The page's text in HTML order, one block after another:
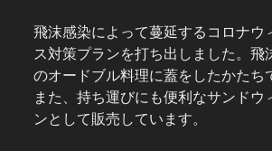
飛沫感染によって蔓延するコロナ
ス対策プランを打ち出しました。
のオードブル料理に蓋をしたかたち
また、持ち運びにも便利なサンド
ンとして販売しています。